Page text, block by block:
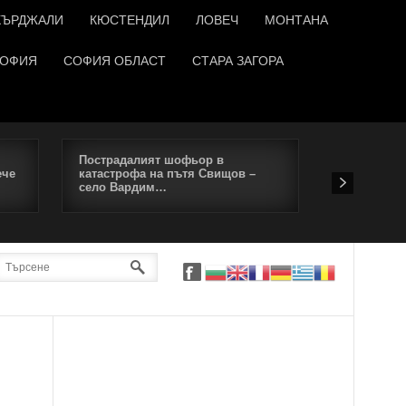
КЮСТЕНДИЛ ЛОВЕЧ МОНТАНА
СОФИЯ ОБЛАСТ СТАРА ЗАГОРА
Пострадалият шофьор в
катастрофа на пътя Свищов –
село Вардим…
напуснат